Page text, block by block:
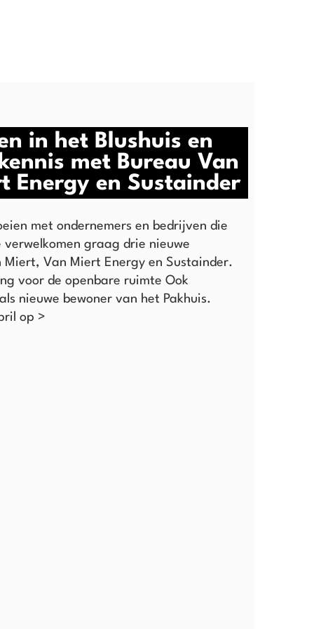
in het Blushuis en
met Bureau Van
Energy en Sustainder
met ondernemers en bedrijven die
verwelkomen graag drie nieuwe
Miert, Van Miert Energy en Sustainder.
voor de openbare ruimte Ook
nieuwe bewoner van het Pakhuis.
op >